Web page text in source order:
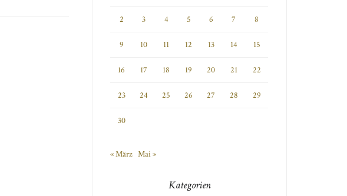
2 3 4 5 6 7 8
9 10 11 12 13 14 15
16 17 18 19 20 21 22
23 24 25 26 27 28 29
30
« März Mai »
Kategorien